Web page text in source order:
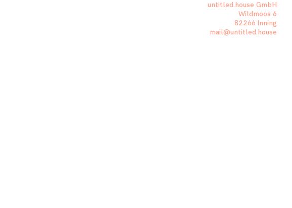
untitled.house GmbH
Wildmoos 6
82266 Inning
mail@untitled.house